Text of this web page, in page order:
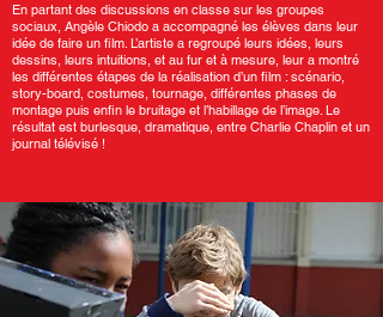
En partant des discussions en classe sur les groupes
sociaux, Angèle Chiodo a accompagné les élèves dans leur
idée de faire un film. L’artiste a regroupé leurs idées, leurs
dessins, leurs intuitions, et au fur et à mesure, leur a montré
les différentes étapes de la réalisation d’un film : scénario,
story-board, costumes, tournage, différentes phases de
montage puis enfin le bruitage et l’habillage de l’image. Le
résultat est burlesque, dramatique, entre Charlie Chaplin et un
journal télévisé !